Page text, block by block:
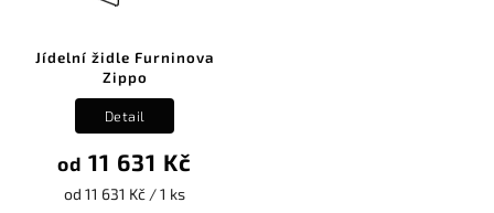
Jídelní židle Furninova
Zippo
od 11 631 Kč
od 11 631 Kč / 1 ks
Detail